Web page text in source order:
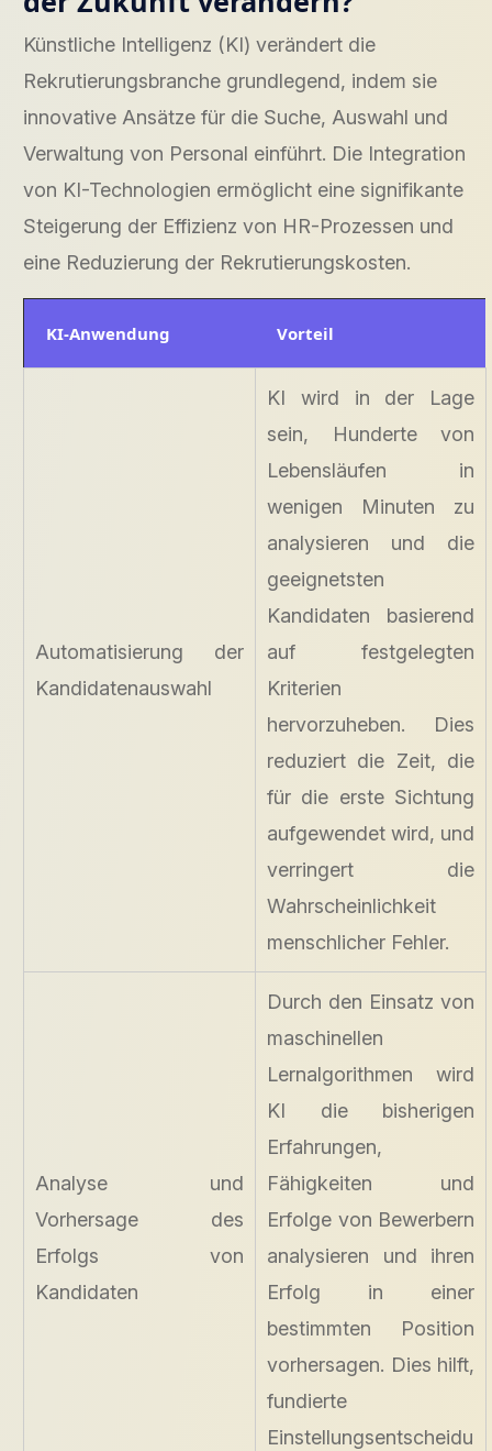
Künstliche Intelligenz (KI) verändert die
Rekrutierungsbranche grundlegend, indem sie
innovative Ansätze für die Suche, Auswahl und
Verwaltung von Personal einführt. Die Integration
von KI-Technologien ermöglicht eine signifikante
Steigerung der Effizienz von HR-Prozessen und
eine Reduzierung der Rekrutierungskosten.
KI-Anwendung Vorteil
Automatisierung der
Kandidatenauswahl
KI wird in der Lage
sein, Hunderte von
Lebensläufen in
wenigen Minuten zu
analysieren und die
geeignetsten
Kandidaten basierend
auf festgelegten
Kriterien
hervorzuheben. Dies
reduziert die Zeit, die
für die erste Sichtung
aufgewendet wird, und
verringert die
Wahrscheinlichkeit
menschlicher Fehler.
Analyse und
Vorhersage des
Erfolgs von
Kandidaten
Durch den Einsatz von
maschinellen
Lernalgorithmen wird
KI die bisherigen
Erfahrungen,
Fähigkeiten und
Erfolge von Bewerbern
analysieren und ihren
Erfolg in einer
bestimmten Position
vorhersagen. Dies hilft,
fundierte
Einstellungsentscheidu